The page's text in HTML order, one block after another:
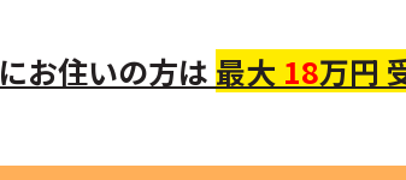
にお住いの方は 最大 18万円